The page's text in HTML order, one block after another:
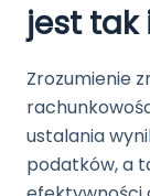
jest tak
Zrozumienie
ustalania
podatków, a